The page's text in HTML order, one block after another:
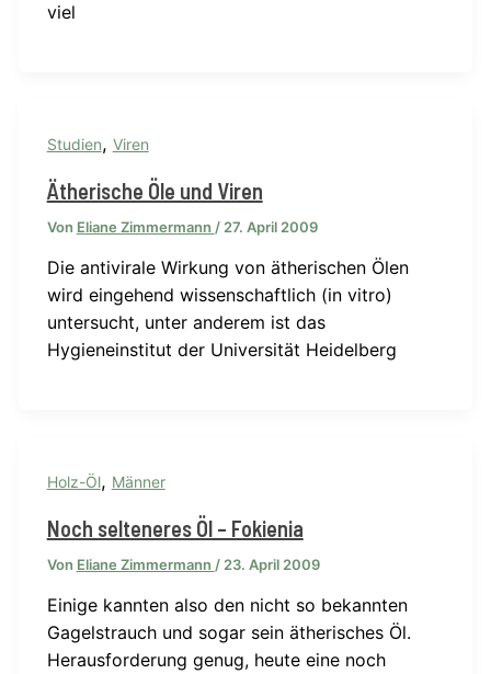
viel
Studien, Viren
Ätherische Öle und Viren
Von Eliane Zimmermann / 27. April 2009
Die antivirale Wirkung von ätherischen Ölen
wird eingehend wissenschaftlich (in vitro)
untersucht, unter anderem ist das
Hygieneinstitut der Universität Heidelberg
Holz-Öl, Männer
Noch selteneres Öl – Fokienia
Von Eliane Zimmermann / 23. April 2009
Einige kannten also den nicht so bekannten
Gagelstrauch und sogar sein ätherisches Öl.
Herausforderung genug, heute eine noch